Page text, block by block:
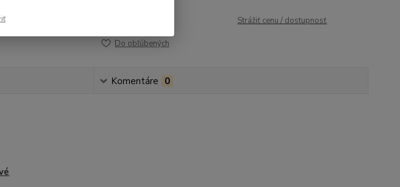
Strážiť cenu / dostupnosť
Do obľúbených
Komentáre 0